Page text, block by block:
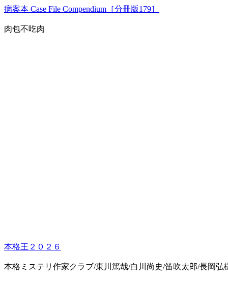
病案本 Case File Compendium［分冊版179］
肉包不吃肉
本格王２０２６
本格ミステリ作家クラブ/東川篤哉/白川尚史/笛吹太郎/長岡弘